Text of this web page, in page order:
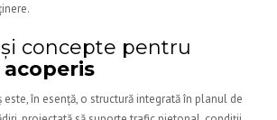
concepte pentru
este, în esență, o structură integrată în planul de